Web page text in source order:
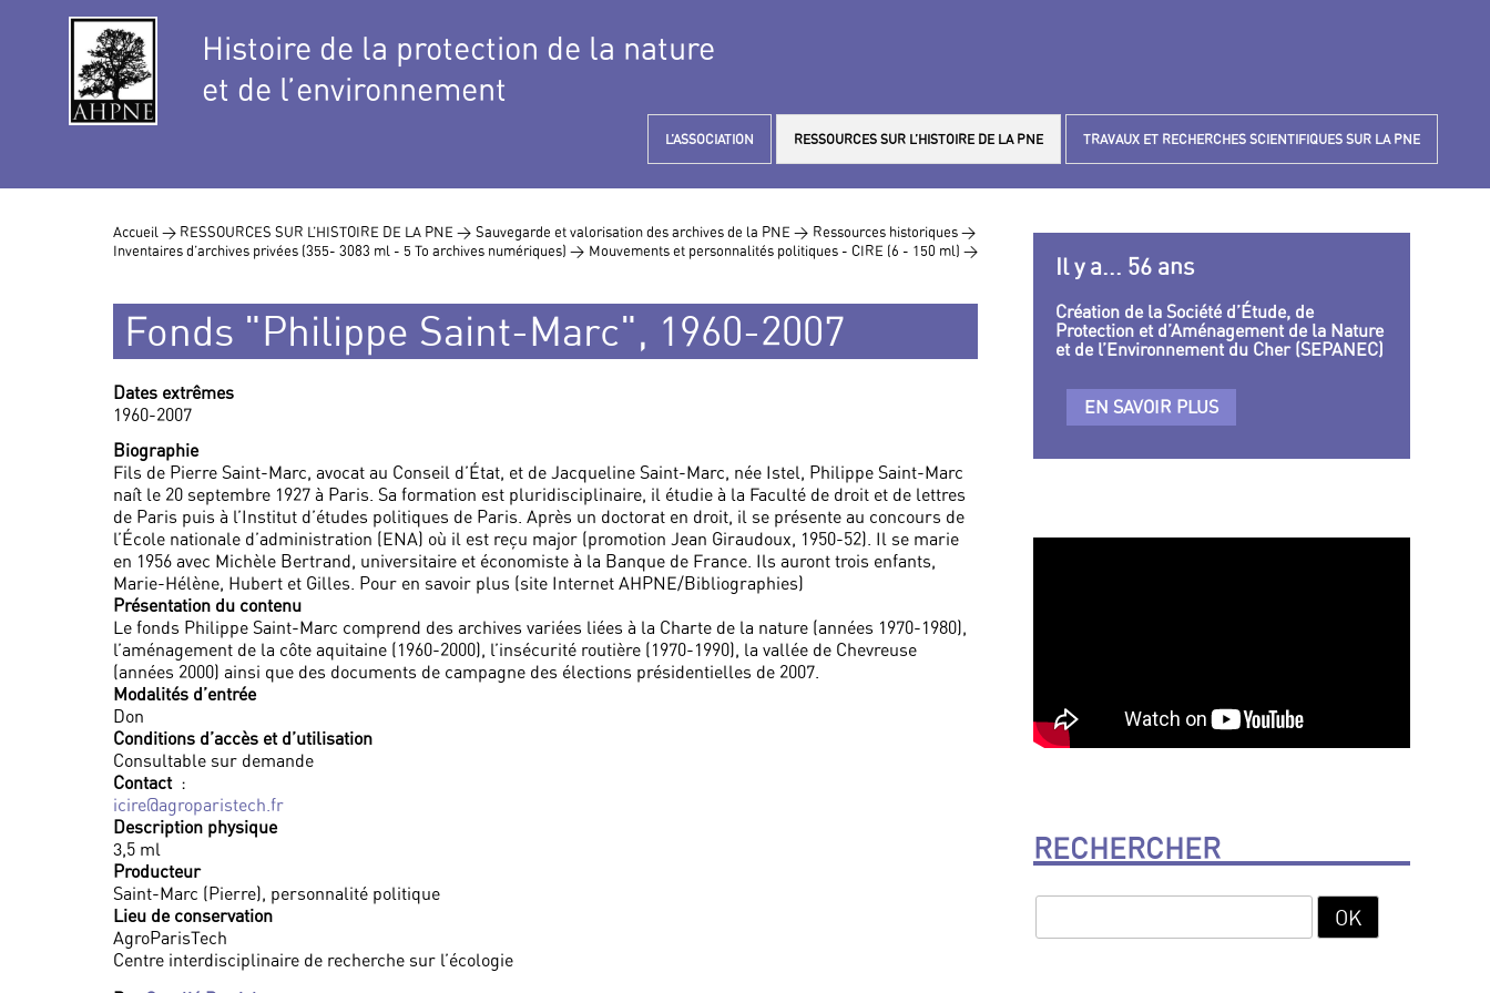
Histoire de la protection de la nature
et de l’environnement
L’ASSOCIATION RESSOURCES SUR L’HISTOIRE DE LA PNE TRAVAUX ET RECHERCHES SCIENTIFIQUES SUR LA PNE
Accueil > RESSOURCES SUR L’HISTOIRE DE LA PNE > Sauvegarde et valorisation des archives de la PNE > Ressources historiques >
Inventaires d’archives privées (355- 3083 ml - 5 To archives numériques) > Mouvements et personnalités politiques - CIRE (6 - 150 ml) >
Fonds "Philippe Saint-Marc", 1960-2007
Dates extrêmes
1960-2007
Biographie
Fils de Pierre Saint-Marc, avocat au Conseil d’État, et de Jacqueline Saint-Marc, née Istel, Philippe Saint-Marc
naît le 20 septembre 1927 à Paris. Sa formation est pluridisciplinaire, il étudie à la Faculté de droit et de lettres
de Paris puis à l’Institut d’études politiques de Paris. Après un doctorat en droit, il se présente au concours de
l’École nationale d’administration (ENA) où il est reçu major (promotion Jean Giraudoux, 1950-52). Il se marie
en 1956 avec Michèle Bertrand, universitaire et économiste à la Banque de France. Ils auront trois enfants,
Marie-Hélène, Hubert et Gilles. Pour en savoir plus (site Internet AHPNE/Bibliographies)
Présentation du contenu
Le fonds Philippe Saint-Marc comprend des archives variées liées à la Charte de la nature (années 1970-1980),
l’aménagement de la côte aquitaine (1960-2000), l’insécurité routière (1970-1990), la vallée de Chevreuse
(années 2000) ainsi que des documents de campagne des élections présidentielles de 2007.
Modalités d’entrée
Don
Conditions d’accès et d’utilisation
Consultable sur demande
Contact :
icire@agroparistech.fr
Description physique
3,5 ml
Producteur
Saint-Marc (Pierre), personnalité politique
Lieu de conservation
AgroParisTech
Centre interdisciplinaire de recherche sur l’écologie
Il y a... 56 ans
Création de la Société d’Étude, de
Protection et d’Aménagement de la Nature
et de l’Environnement du Cher (SEPANEC)
EN SAVOIR PLUS
RECHERCHER